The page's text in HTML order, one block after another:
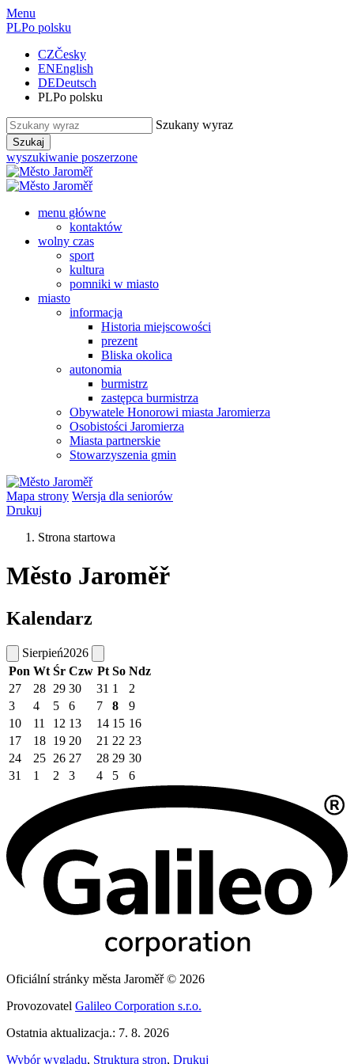
Menu
PLPo polsku
CZČesky
ENEnglish
DEDeutsch
PLPo polsku
Szukany wyraz
Szukaj
wyszukiwanie poszerzone
menu główne
kontaktów
wolny czas
sport
kultura
pomniki w miasto
miasto
informacja
Historia miejscowości
prezent
Bliska okolica
autonomia
burmistrz
zastępca burmistrza
Obywatele Honorowi miasta Jaromierza
Osobistości Jaromierza
Miasta partnerskie
Stowarzyszenia gmin
Mapa strony Wersja dla seniorów
Drukuj
Strona startowa
Město Jaroměř
Kalendarz
Sierpień2026
Pon Wt Śr Czw Pt So Ndz
27
28 29 30 31 1
2
3
4 5 6 7 8
9
10
11 12 13 14 15 16
17
18 19 20 21 22 23
24
25 26 27 28 29 30
31
1 2 3 4 5 6
Oficiální stránky města Jaroměř © 2026
Provozovatel Galileo Corporation s.r.o.
Ostatnia aktualizacja.: 7. 8. 2026
Wybór wyglądu, Struktura stron, Drukuj